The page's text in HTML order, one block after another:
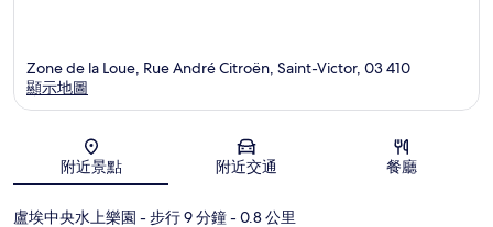
地圖
Zone de la Loue, Rue André Citroën, Saint-Victor, 03 410
顯示地圖
附近景點 附近交通 餐廳
盧埃中央水上樂園 - 步行 9 分鐘- 0.8 公里